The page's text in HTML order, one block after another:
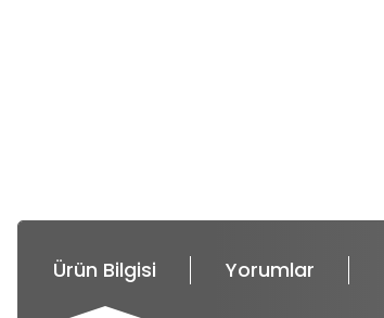
Ürün Bilgisi Yorumlar